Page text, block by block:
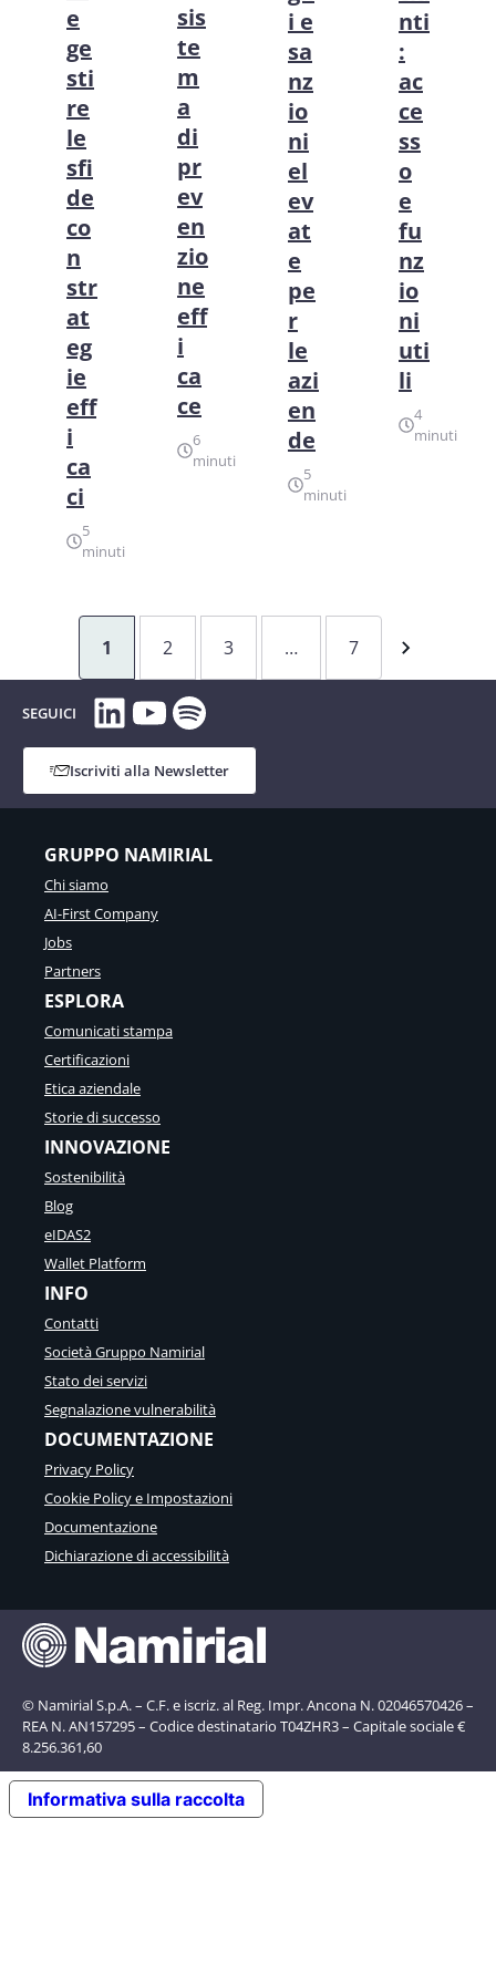
e
ge
sti
re
le
sfi
de
co
n
str
at
eg
ie
eff
i
ca
ci
5
minuti
sis
te
m
a
di
pr
ev
en
zio
ne
eff
i
ca
ce
6
minuti
i e
sa
nz
io
ni
el
ev
at
e
pe
r
le
azi
en
de
5
minuti
nti
:
ac
ce
ss
o
e
fu
nz
io
ni
uti
li
4
minuti
1 2 3 … 7
SEGUICI LinkedIn
YouTube
Spotify
Iscriviti alla Newsletter
GRUPPO NAMIRIAL
Chi siamo
AI-First Company
Jobs
Partners
ESPLORA
Comunicati stampa
Certificazioni
Etica aziendale
Storie di successo
INNOVAZIONE
Sostenibilità
Blog
eIDAS2
Wallet Platform
INFO
Contatti
Società Gruppo Namirial
Stato dei servizi
Segnalazione vulnerabilità
DOCUMENTAZIONE
Privacy Policy
Cookie Policy e Impostazioni
Documentazione
Dichiarazione di accessibilità
© Namirial S.p.A. – C.F. e iscriz. al Reg. Impr. Ancona N. 02046570426 –
REA N. AN157295 – Codice destinatario T04ZHR3 – Capitale sociale €
8.256.361,60
Informativa sulla raccolta